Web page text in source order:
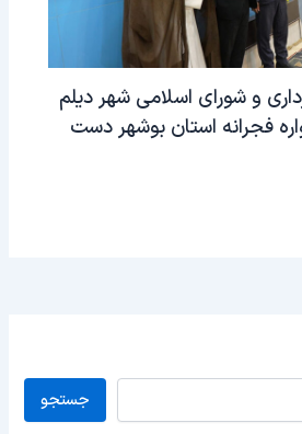
و شورای اسلامی شهر دیلم
فجرانه استان بوشهر دست
جستجو